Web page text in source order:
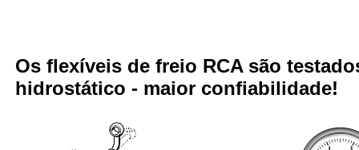
Os flexíveis de freio RCA são
hidrostático - maior confiabilidade!